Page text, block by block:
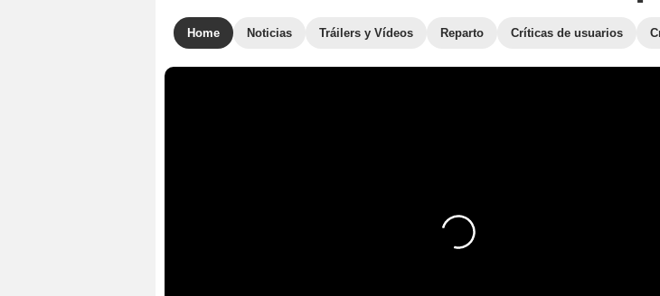
Home Noticias Tráilers y Vídeos Reparto Críticas de usuarios